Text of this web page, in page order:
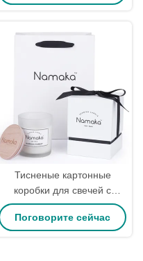
Тисненые картонные
коробки для свечей с
логотипом, роскошные
коробки для свечей оптом,
Поговорите сейчас